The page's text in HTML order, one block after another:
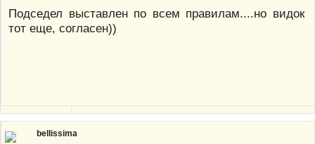
Подседел выставлен по всем правилам....но видок
тот еще, согласен))
bellissima